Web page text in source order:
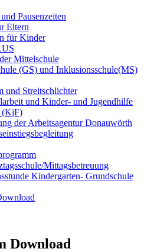
Pausenzeiten
Eltern
für Kinder
Mittelschule
(GS) und Inklusionsschule(MS)
und Streitschlichter
und Kinder- und Jugendhilfe
(KjF)
der Arbeitsagentur Donauwörth
Mittagsbetreuung
Kindergarten- Grundschule
Download